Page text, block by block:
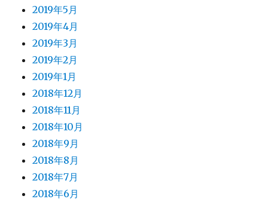
2019年5月
2019年4月
2019年3月
2019年2月
2019年1月
2018年12月
2018年11月
2018年10月
2018年9月
2018年8月
2018年7月
2018年6月